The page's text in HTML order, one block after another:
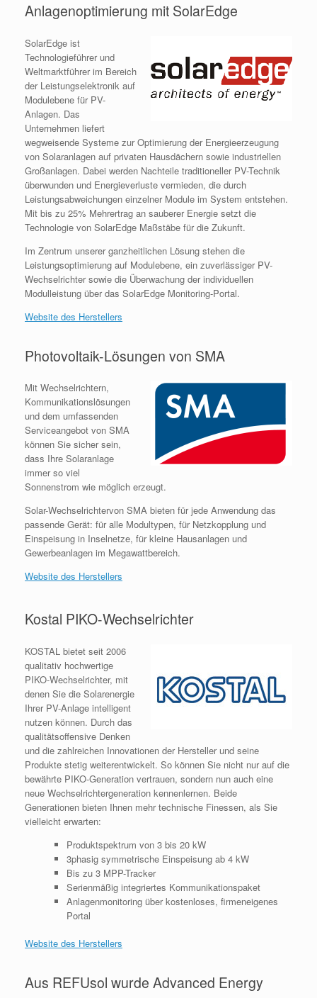
Anlagenoptimierung mit SolarEdge
SolarEdge ist
Technologieführer und
Weltmarktführer im Bereich
der Leistungselektronik auf
Modulebene für PV-
Anlagen. Das
Unternehmen liefert
wegweisende Systeme zur Optimierung der Energieerzeugung
von Solaranlagen auf privaten Hausdächern sowie industriellen
Großanlagen. Dabei werden Nachteile traditioneller PV-Technik
überwunden und Energieverluste vermieden, die durch
Leistungsabweichungen einzelner Module im System entstehen.
Mit bis zu 25% Mehrertrag an sauberer Energie setzt die
Technologie von SolarEdge Maßstäbe für die Zukunft.
Im Zentrum unserer ganzheitlichen Lösung stehen die
Leistungsoptimierung auf Modulebene, ein zuverlässiger PV-
Wechselrichter sowie die Überwachung der individuellen
Modulleistung über das SolarEdge Monitoring-Portal.
Website des Herstellers
Photovoltaik-Lösungen von SMA
Mit Wechselrichtern,
Kommunikationslösungen
und dem umfassenden
Serviceangebot von SMA
können Sie sicher sein,
dass Ihre Solaranlage
immer so viel
Sonnenstrom wie möglich erzeugt.
Solar-Wechselrichtervon SMA bieten für jede Anwendung das
passende Gerät: für alle Modultypen, für Netzkopplung und
Einspeisung in Inselnetze, für kleine Hausanlagen und
Gewerbeanlagen im Megawattbereich.
Website des Herstellers
Kostal PIKO-Wechselrichter
KOSTAL bietet seit 2006
qualitativ hochwertige
PIKO-Wechselrichter, mit
denen Sie die Solarenergie
Ihrer PV-Anlage intelligent
nutzen können. Durch das
qualitätsoffensive Denken
und die zahlreichen Innovationen der Hersteller und seine
Produkte stetig weiterentwickelt. So können Sie nicht nur auf die
bewährte PIKO-Generation vertrauen, sondern nun auch eine
neue Wechselrichtergeneration kennenlernen. Beide
Generationen bieten Ihnen mehr technische Finessen, als Sie
vielleicht erwarten:
Produktspektrum von 3 bis 20 kW
3phasig symmetrische Einspeisung ab 4 kW
Bis zu 3 MPP-Tracker
Serienmäßig integriertes Kommunikationspaket
Anlagenmonitoring über kostenloses, firmeneigenes
Portal
Website des Herstellers
Aus REFUsol wurde Advanced Energy